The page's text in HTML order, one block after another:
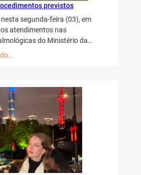
previstos
segunda-feira (03), em
atendimentos nas
do Ministério da…